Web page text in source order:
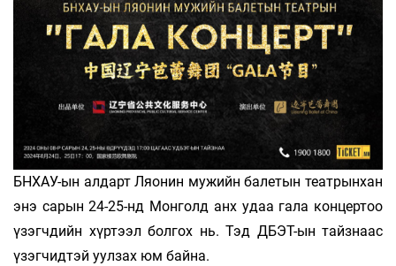
БНХАУ-ын алдарт Ляонин мужийн балетын театрынхан
энэ сарын 24-25-нд Монголд анх удаа гала концертоо
үзэгчдийн хүртээл болгох нь. Тэд ДБЭТ-ын тайзнаас
үзэгчидтэй уулзах юм байна.